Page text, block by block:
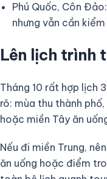
Phú Quốc, Côn
nhưng vẫn cần
Lên lịch trình
Tháng 10 rất hợp lịch
rõ: mùa thu thành
hoặc miền Tây ăn
Nếu đi miền Trung,
ăn uống hoặc điểm